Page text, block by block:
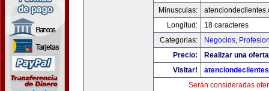
Minusculas:
Longitud:
18 caracteres
Categorias:
Negocios,
Precio:
Realizar una
Visitar!
Serán consideradas